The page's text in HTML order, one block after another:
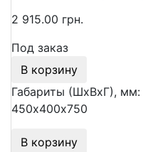
2 915.00 грн.
Под заказ
В корзину
Габариты (ШхВхГ), мм:
450х400х750
В корзину